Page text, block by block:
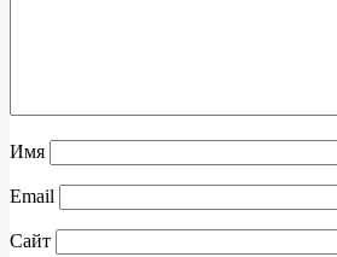
Имя
Email
Сайт